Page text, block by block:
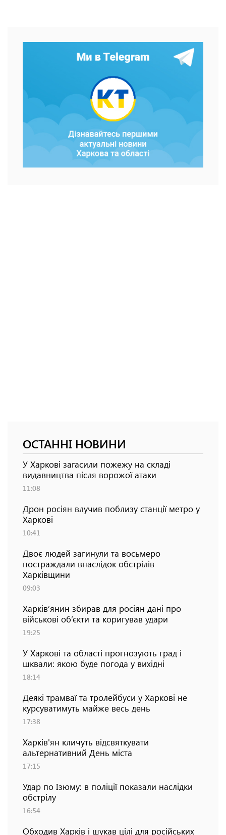
ОСТАННІ НОВИНИ
У Харкові загасили пожежу на складі
видавництва після ворожої атаки
11:08
Дрон росіян влучив поблизу станції метро у
Харкові
10:41
Двоє людей загинули та восьмеро
постраждали внаслідок обстрілів
Харківщини
09:03
Харків’янин збирав для росіян дані про
військові об’єкти та коригував удари
19:25
У Харкові та області прогнозують град і
шквали: якою буде погода у вихідні
18:14
Деякі трамваї та тролейбуси у Харкові не
курсуватимуть майже весь день
17:38
Харків'ян кличуть відсвяткувати
альтернативний День міста
17:15
Удар по Ізюму: в поліції показали наслідки
обстрілу
16:54
Обходив Харків і шукав цілі для російських